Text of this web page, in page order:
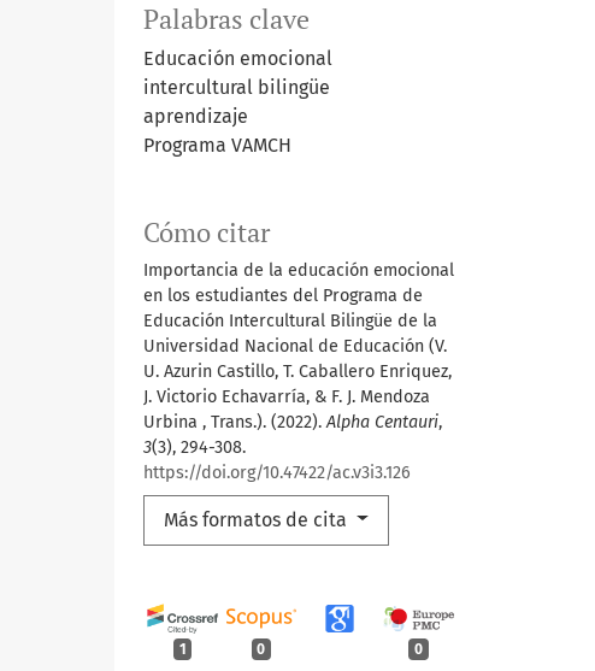
Palabras clave
Educación emocional
intercultural bilingüe
aprendizaje
Programa VAMCH
Cómo citar
Importancia de la educación emocional
en los estudiantes del Programa de
Educación Intercultural Bilingüe de la
Universidad Nacional de Educación (V.
U. Azurin Castillo, T. Caballero Enriquez,
J. Victorio Echavarría, & F. J. Mendoza
Urbina , Trans.). (2022).Alpha Centauri,
3(3), 294-308.
https://doi.org/10.47422/ac.v3i3.126
Más formatos de cita
1 0 0